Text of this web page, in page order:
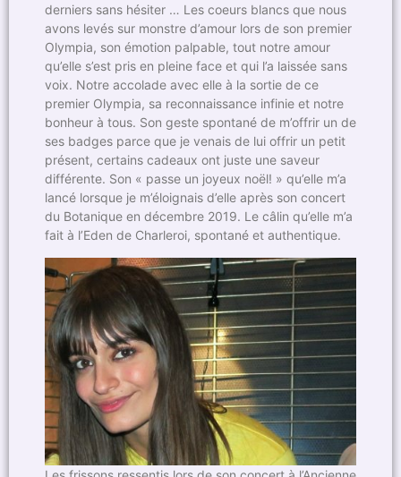
derniers sans hésiter … Les coeurs blancs que nous
avons levés sur monstre d’amour lors de son premier
Olympia, son émotion palpable, tout notre amour
qu’elle s’est pris en pleine face et qui l’a laissée sans
voix. Notre accolade avec elle à la sortie de ce
premier Olympia, sa reconnaissance infinie et notre
bonheur à tous. Son geste spontané de m’offrir un de
ses badges parce que je venais de lui offrir un petit
présent, certains cadeaux ont juste une saveur
différente. Son « passe un joyeux noël! » qu’elle m’a
lancé lorsque je m’éloignais d’elle après son concert
du Botanique en décembre 2019. Le câlin qu’elle m’a
fait à l’Eden de Charleroi, spontané et authentique.